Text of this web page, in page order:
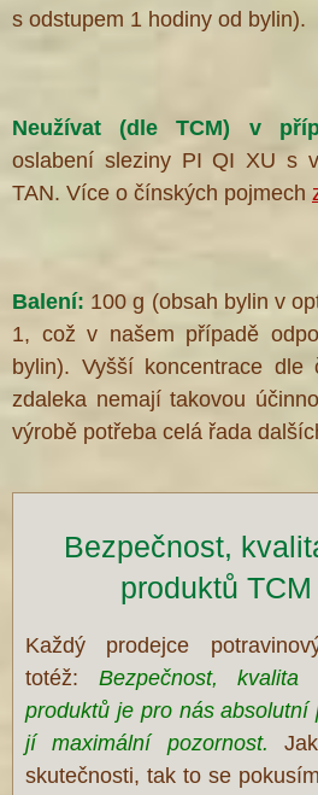
s odstupem 1 hodiny od bylin).
Neužívat (dle TCM) v
oslabení sleziny PI QI XU s
TAN. Více o čínských pojmech
Balení: 100 g (obsah bylin v
1, což v našem případě
bylin). Vyšší koncentrace dle
zdaleka nemají takovou
výrobě potřeba celá řada
Bezpečnost,
produktů
Každý prodejce
totéž: Bezpečnost,
produktů je pro nás absolutní
jí maximální pozornost.
skutečnosti, tak to se